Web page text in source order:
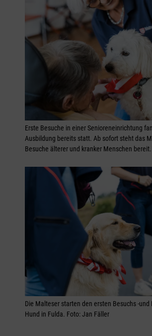
Erste Besuche in einer Senioreneinrichtung
Ausbildung bereits statt. Ab sofort steht das
Besuche älterer und kranker Menschen
Die Malteser starten den ersten Besuchs -
Hund in Fulda. Foto: Jan Fäller